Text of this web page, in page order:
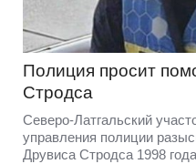
Полиция просит
Стродса
Северо-Латгальский
управления полиции
Друвиса Стродса 1998